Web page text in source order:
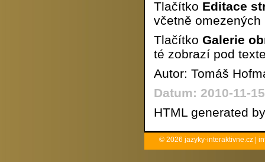
Tlačítko Editace
včetně
Tlačítko Galerie
té zobrazí pod
Autor: Tomáš
Datum: 2010-11-
HTML generated
© 2026 jazyky-interaktivne.cz